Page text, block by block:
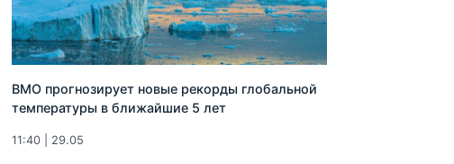
ВМО прогнозирует новые рекорды глобальной
температуры в ближайшие 5 лет
11:40 | 29.05